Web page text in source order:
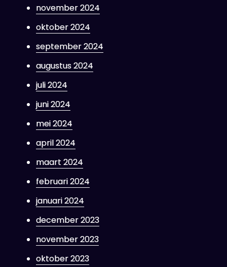
november 2024
oktober 2024
september 2024
augustus 2024
juli 2024
juni 2024
mei 2024
april 2024
maart 2024
februari 2024
januari 2024
december 2023
november 2023
oktober 2023